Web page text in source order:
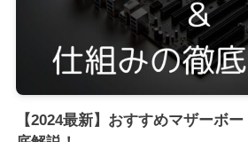
【2024最新】おすすめマザーボ